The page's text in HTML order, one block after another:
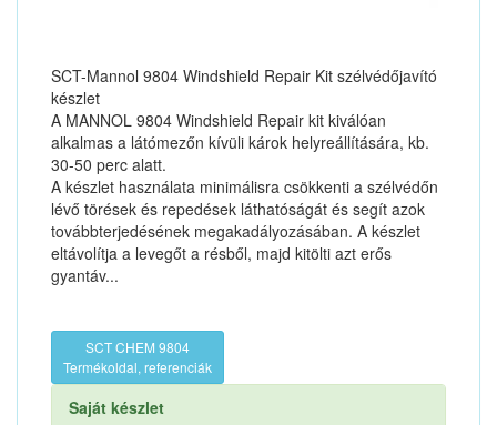
SCT-Mannol 9804 Windshield Repair Kit szélvédőjavító
készlet
A MANNOL 9804 Windshield Repair kit kiválóan
alkalmas a látómezőn kívüli károk helyreállítására, kb.
30-50 perc alatt.
A készlet használata minimálisra csökkenti a szélvédőn
lévő törések és repedések láthatóságát és segít azok
továbbterjedésének megakadályozásában. A készlet
eltávolítja a levegőt a résből, majd kitölti azt erős
gyantáv...
SCT CHEM 9804
Termékoldal, referenciák
Saját készlet